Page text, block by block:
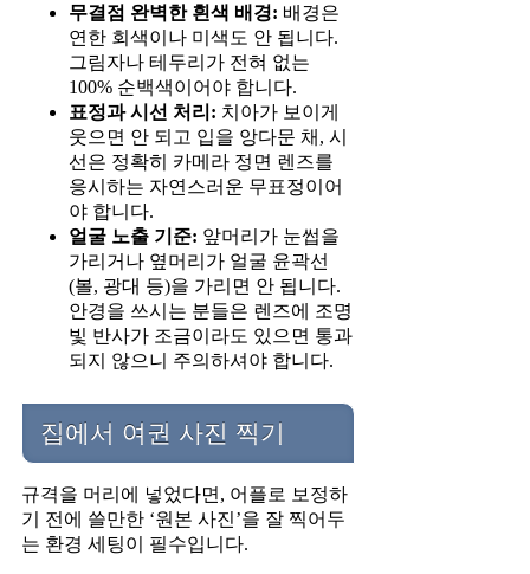
무결점 완벽한 흰색 배경: 배경은
연한 회색이나 미색도 안 됩니다.
그림자나 테두리가 전혀 없는
100% 순백색이어야 합니다.
표정과 시선 처리: 치아가 보이게
웃으면 안 되고 입을 앙다문 채, 시
선은 정확히 카메라 정면 렌즈를
응시하는 자연스러운 무표정이어
야 합니다.
얼굴 노출 기준: 앞머리가 눈썹을
가리거나 옆머리가 얼굴 윤곽선
(볼, 광대 등)을 가리면 안 됩니다.
안경을 쓰시는 분들은 렌즈에 조명
빛 반사가 조금이라도 있으면 통과
되지 않으니 주의하셔야 합니다.
집에서 여권 사진 찍기
규격을 머리에 넣었다면, 어플로 보정하
기 전에 쓸만한 ‘원본 사진’을 잘 찍어두
는 환경 세팅이 필수입니다.